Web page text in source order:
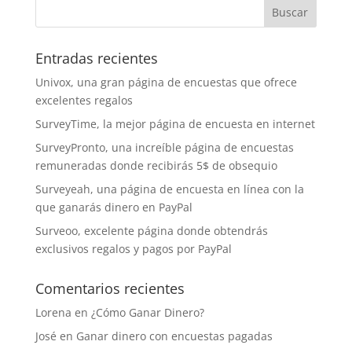
Entradas recientes
Univox, una gran página de encuestas que ofrece
excelentes regalos
SurveyTime, la mejor página de encuesta en internet
SurveyPronto, una increíble página de encuestas
remuneradas donde recibirás 5$ de obsequio
Surveyeah, una página de encuesta en línea con la
que ganarás dinero en PayPal
Surveoo, excelente página donde obtendrás
exclusivos regalos y pagos por PayPal
Comentarios recientes
Lorena en ¿Cómo Ganar Dinero?
José en Ganar dinero con encuestas pagadas